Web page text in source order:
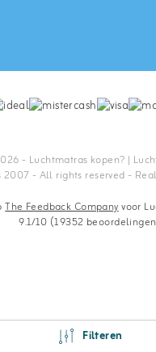
- Luchtmatras kopen? |
2007 - All rights reserved -
Filteren
The Feedback Companyvoor
9.1/10 (19352